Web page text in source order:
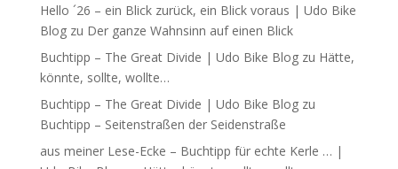
Hello ´26 – ein Blick zurück, ein Blick voraus | Udo Bike
Blogzu Der ganze Wahnsinn auf einen Blick
Buchtipp – The Great Divide | Udo Bike Blogzu Hätte,
könnte, sollte, wollte…
Buchtipp – The Great Divide | Udo Bike Blogzu
Buchtipp – Seitenstraßen der Seidenstraße
aus meiner Lese-Ecke – Buchtipp für echte Kerle … |